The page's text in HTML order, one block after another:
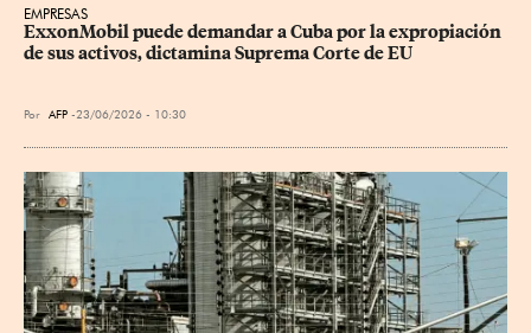
EMPRESAS
ExxonMobil puede demandar a Cuba por la expropiación
de sus activos, dictamina Suprema Corte de EU
Por AFP 23/06/2026 - 10:30